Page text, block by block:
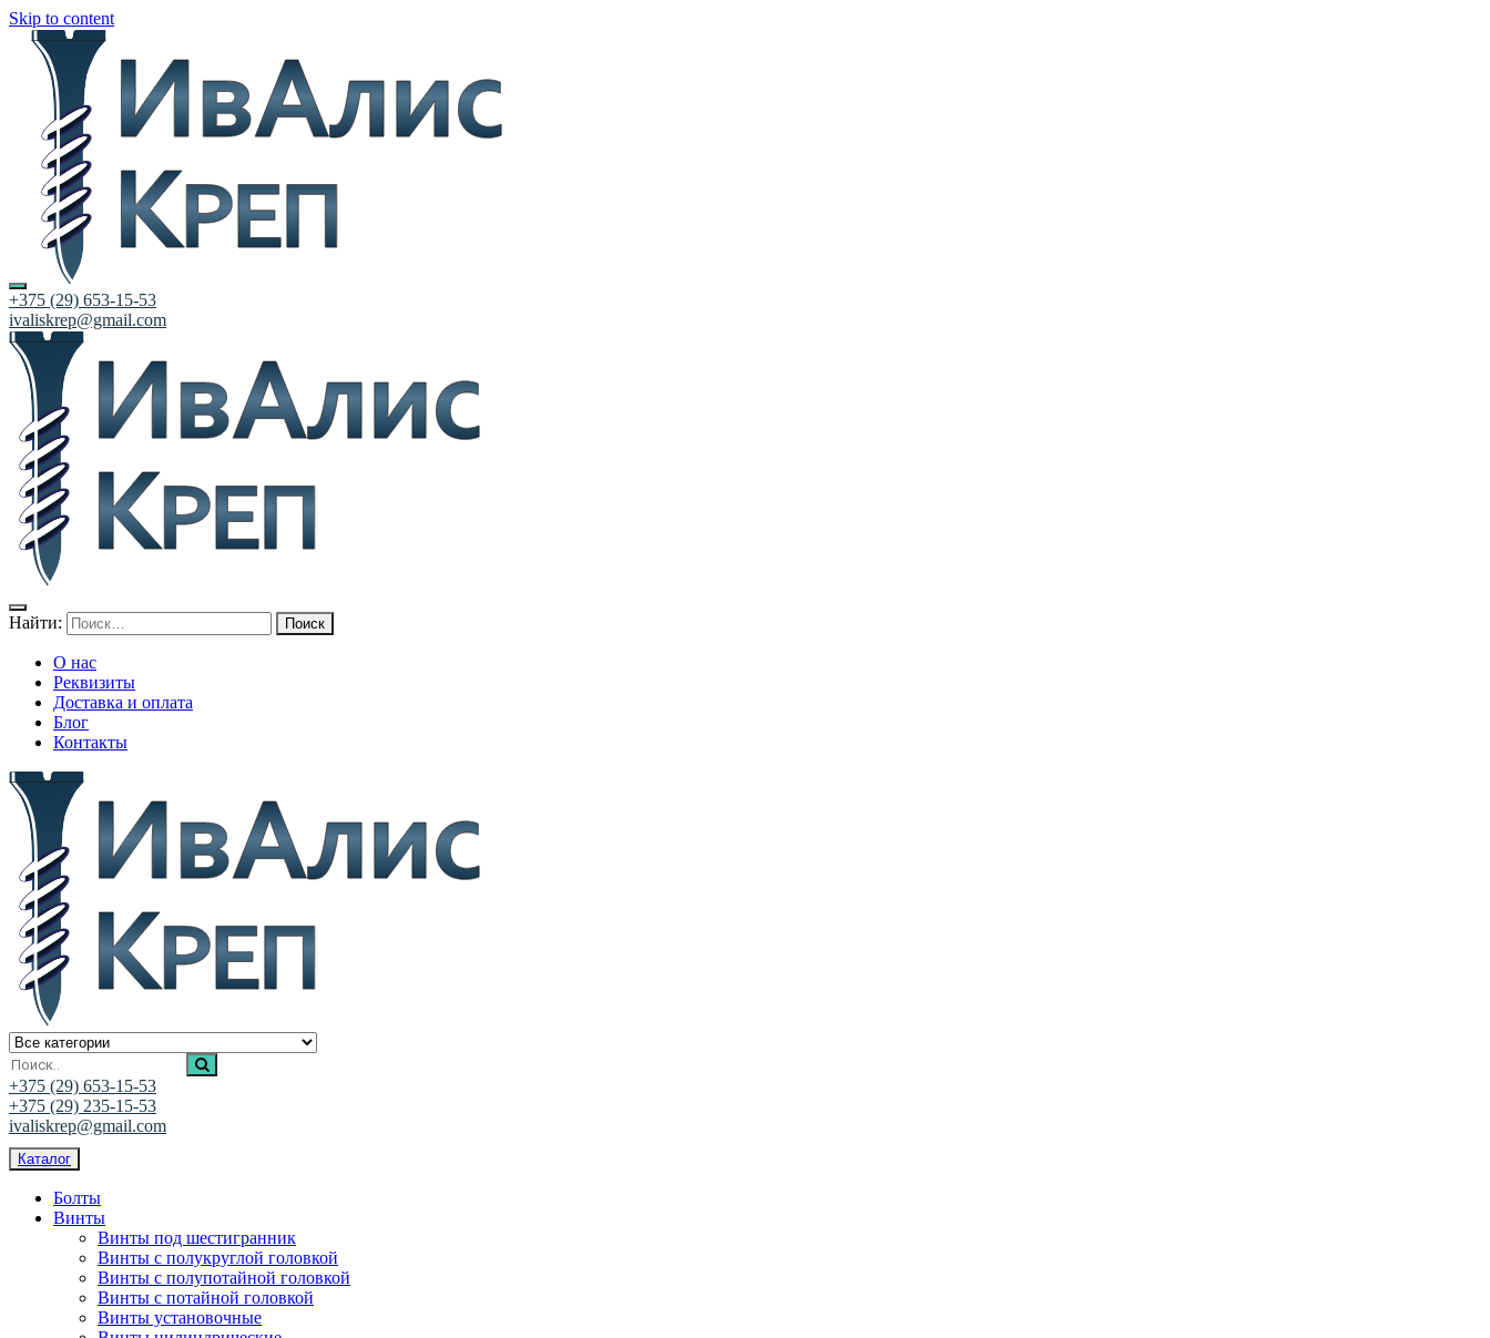
Skip to content
+375 (29) 653-15-53
ivaliskrep@gmail.com
Найти:
О нас
Реквизиты
Доставка и оплата
Блог
Контакты
Ивалис Креп
Магазин нержавеющего крепежа
+375 (29) 653-15-53
+375 (29) 235-15-53
ivaliskrep@gmail.com
Каталог
Болты
Винты
Винты под шестигранник
Винты с полукруглой головкой
Винты с полупотайной головкой
Винты с потайной головкой
Винты установочные